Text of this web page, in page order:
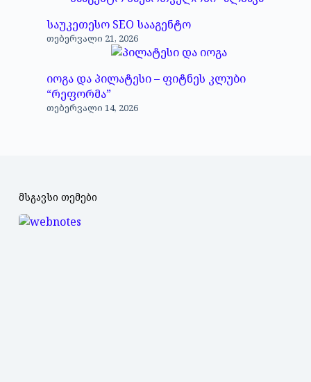
საუკეთესო SEO სააგენტო
თებერვალი 21, 2026
იოგა და პილატესი – ფიტნეს კლუბი
“რეფორმა”
თებერვალი 14, 2026
მსგავსი თემები